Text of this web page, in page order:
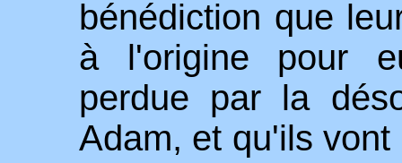
bénédiction que
à l'origine pour
perdue par la
Adam, et qu'ils